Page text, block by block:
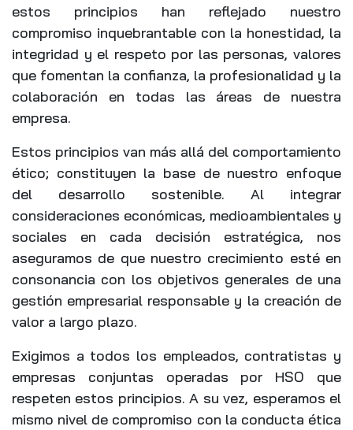
estos principios han reflejado nuestro
compromiso inquebrantable con la honestidad, la
integridad y el respeto por las personas, valores
que fomentan la confianza, la profesionalidad y la
colaboración en todas las áreas de nuestra
empresa.
Estos principios van más allá del comportamiento
ético; constituyen la base de nuestro enfoque
del desarrollo sostenible. Al integrar
consideraciones económicas, medioambientales y
sociales en cada decisión estratégica, nos
aseguramos de que nuestro crecimiento esté en
consonancia con los objetivos generales de una
gestión empresarial responsable y la creación de
valor a largo plazo.
Exigimos a todos los empleados, contratistas y
empresas conjuntas operadas por HSO que
respeten estos principios. A su vez, esperamos el
mismo nivel de compromiso con la conducta ética